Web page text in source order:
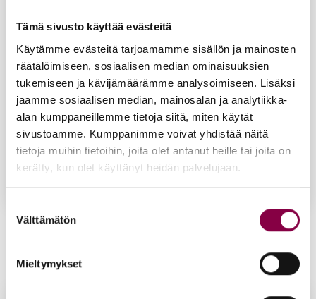
Tämä sivusto käyttää evästeitä
Käytämme evästeitä tarjoamamme sisällön ja mainosten
räätälöimiseen, sosiaalisen median ominaisuuksien
tukemiseen ja kävijämäärämme analysoimiseen. Lisäksi
jaamme sosiaalisen median, mainosalan ja analytiikka-
alan kumppaneillemme tietoja siitä, miten käytät
sivustoamme. Kumppanimme voivat yhdistää näitä
tietoja muihin tietoihin, joita olet antanut heille tai joita on
kerätty, kun olet käyttänyt heidän palvelujaan.
valinta
Välttämätön
Mieltymykset
Pe­di­rol­ler -rul­la
Lisää ostoskoriin